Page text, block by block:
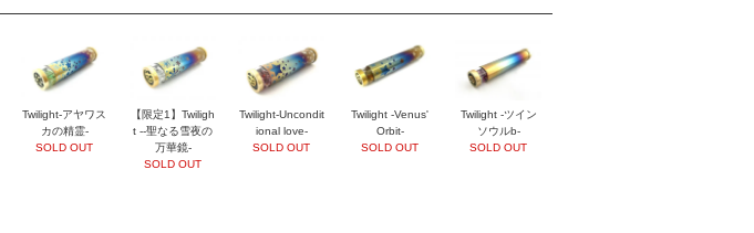
Twilight-アヤワス
カの精霊-
SOLD OUT
【限定1】Twiligh
t --聖なる雪夜の
万華鏡-
SOLD OUT
Twilight-Uncondit
ional love-
SOLD OUT
Twilight -Venus'
Orbit-
SOLD OUT
Twilight -ツイン
ソウルb-
SOLD OUT